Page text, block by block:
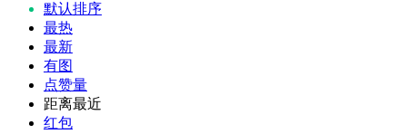
默认排序
最热
最新
有图
点赞量
距离最近
红包